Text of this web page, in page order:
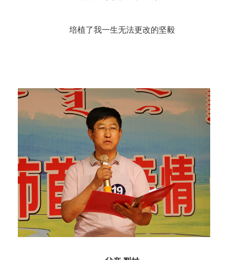
培植了我一生无法更改的坚毅